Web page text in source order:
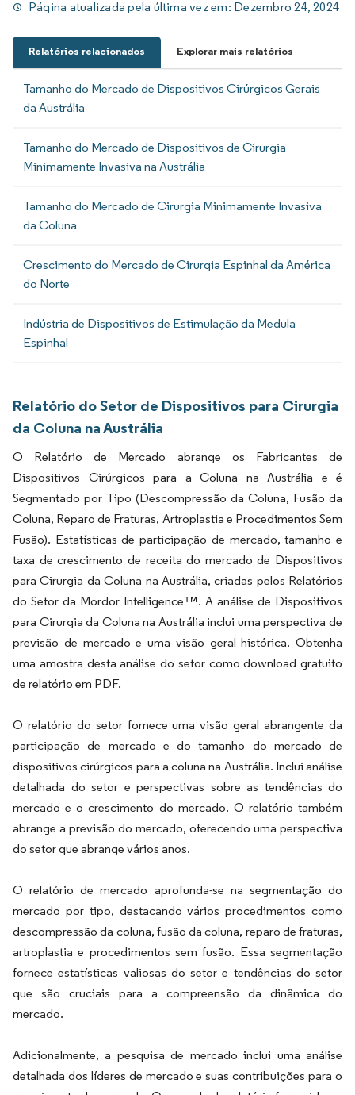
Página atualizada pela última vez em: Dezembro 24, 2024
Relatórios relacionados Explorar mais relatórios
Tamanho do Mercado de Dispositivos Cirúrgicos Gerais
da Austrália
Tamanho do Mercado de Dispositivos de Cirurgia
Minimamente Invasiva na Austrália
Tamanho do Mercado de Cirurgia Minimamente Invasiva
da Coluna
Crescimento do Mercado de Cirurgia Espinhal da América
do Norte
Indústria de Dispositivos de Estimulação da Medula
Espinhal
Relatório do Setor de Dispositivos para Cirurgia
da Coluna na Austrália
O Relatório de Mercado abrange os Fabricantes de
Dispositivos Cirúrgicos para a Coluna na Austrália e é
Segmentado por Tipo (Descompressão da Coluna, Fusão da
Coluna, Reparo de Fraturas, Artroplastia e Procedimentos Sem
Fusão). Estatísticas de participação de mercado, tamanho e
taxa de crescimento de receita do mercado de Dispositivos
para Cirurgia da Coluna na Austrália, criadas pelos Relatórios
do Setor da Mordor Intelligence™. A análise de Dispositivos
para Cirurgia da Coluna na Austrália inclui uma perspectiva de
previsão de mercado e uma visão geral histórica. Obtenha
uma amostra desta análise do setor como download gratuito
de relatório em PDF.
O relatório do setor fornece uma visão geral abrangente da
participação de mercado e do tamanho do mercado de
dispositivos cirúrgicos para a coluna na Austrália. Inclui análise
detalhada do setor e perspectivas sobre as tendências do
mercado e o crescimento do mercado. O relatório também
abrange a previsão do mercado, oferecendo uma perspectiva
do setor que abrange vários anos.
O relatório de mercado aprofunda-se na segmentação do
mercado por tipo, destacando vários procedimentos como
descompressão da coluna, fusão da coluna, reparo de fraturas,
artroplastia e procedimentos sem fusão. Essa segmentação
fornece estatísticas valiosas do setor e tendências do setor
que são cruciais para a compreensão da dinâmica do
mercado.
Adicionalmente, a pesquisa de mercado inclui uma análise
detalhada dos líderes de mercado e suas contribuições para o